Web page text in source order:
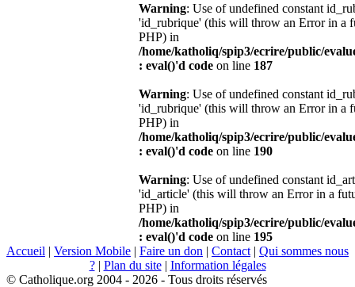
Warning: Use of undefined constant
'id_rubrique' (this will throw an Error in a
PHP) in
/home/katholiq/spip3/ecrire/public/
: eval()'d code on line 187
Warning: Use of undefined constant
'id_rubrique' (this will throw an Error in a
PHP) in
/home/katholiq/spip3/ecrire/public/
: eval()'d code on line 190
Warning: Use of undefined constant
'id_article' (this will throw an Error in a
PHP) in
/home/katholiq/spip3/ecrire/public/
: eval()'d code on line 195
Accueil | Version Mobile | Faire un don | Contact | Qui sommes nous
?| Plan du site| Information légales
© Catholique.org 2004 - 2026 - Tous droits réservés